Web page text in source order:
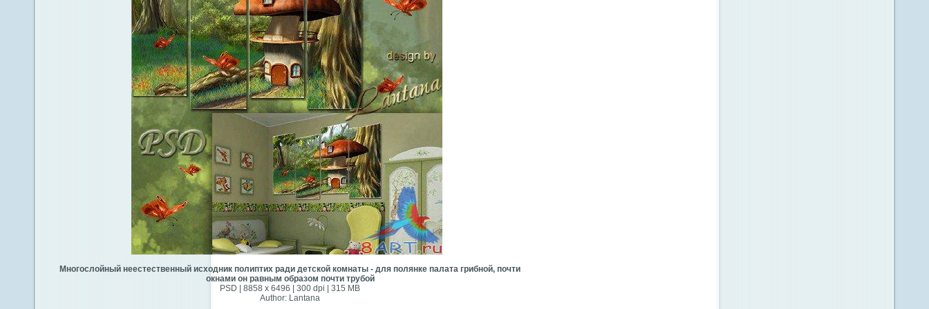
Многослойный неестественный исходник полиптих ради детской комнаты - для полянке палата грибной, почти
окнами он равным образом почти трубой
PSD | 8858 x 6496 | 300 dpi | 315 MB
Author: Lantana